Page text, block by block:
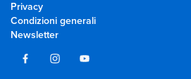
Privacy
Condizioni generali
Newsletter